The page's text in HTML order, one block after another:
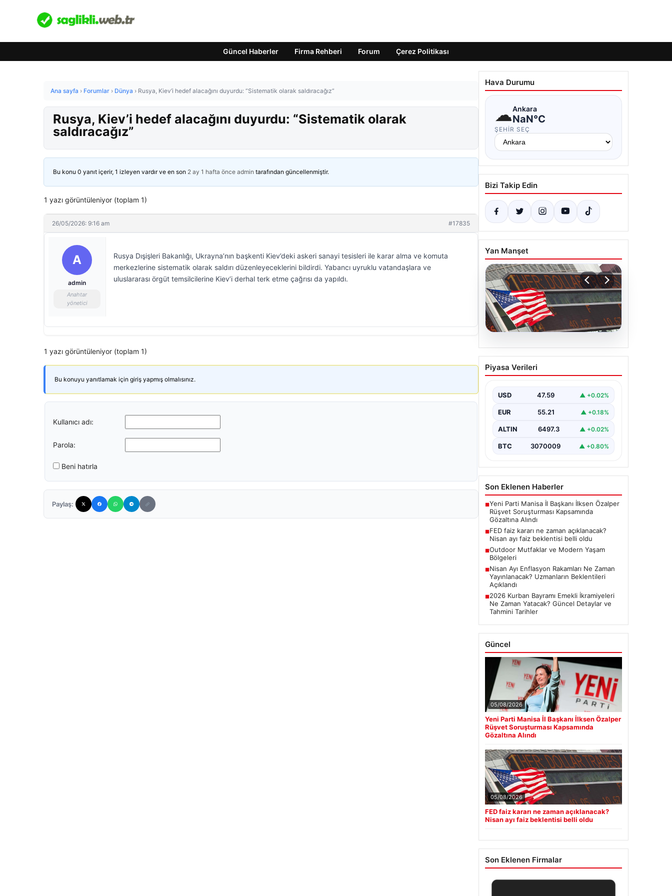
Güncel Haberler Firma Rehberi Forum Çerez Politikası
Ana sayfa › Forumlar › Dünya › Rusya, Kiev’i hedef alacağını duyurdu: “Sistematik olarak saldıracağız”
Rusya, Kiev’i hedef alacağını duyurdu: “Sistematik olarak
saldıracağız”
Bu konu 0 yanıt içerir, 1 izleyen vardır ve en son 2 ay 1 hafta önce admin tarafından güncellenmiştir.
1 yazı görüntüleniyor (toplam 1)
26/05/2026: 9:16 am #17835
A
admin
Anahtar
yönetici
Rusya Dışişleri Bakanlığı, Ukrayna’nın başkenti Kiev’deki askeri sanayi tesisleri ile karar alma ve komuta
merkezlerine sistematik olarak saldırı düzenleyeceklerini bildirdi. Yabancı uyruklu vatandaşlara ve
uluslararası örgüt temsilcilerine Kiev’i derhal terk etme çağrısı da yapıldı.
1 yazı görüntüleniyor (toplam 1)
Bu konuyu yanıtlamak için giriş yapmış olmalısınız.
Kullanıcı adı:
Parola:
Beni hatırla
Paylaş:
Hava Durumu
☁Ankara
NaN°C
ŞEHIR SEÇ
Bizi Takip Edin
Yan Manşet
05.08.2026
FED faiz kararı ne zaman
açıklanacak? Nisan ayı
Piyasa Verileri
USD 47.59 ▲ +0.02%
EUR 55.21 ▲ +0.18%
ALTIN 6497.3 ▲ +0.02%
BTC 3070009 ▲ +0.80%
Son Eklenen Haberler
■Yeni Parti Manisa İl Başkanı İlksen Özalper
Rüşvet Soruşturması Kapsamında
Gözaltına Alındı
■FED faiz kararı ne zaman açıklanacak?
Nisan ayı faiz beklentisi belli oldu
■Outdoor Mutfaklar ve Modern Yaşam
Bölgeleri
■Nisan Ayı Enflasyon Rakamları Ne Zaman
Yayınlanacak? Uzmanların Beklentileri
Açıklandı
■2026 Kurban Bayramı Emekli İkramiyeleri
Ne Zaman Yatacak? Güncel Detaylar ve
Tahmini Tarihler
Güncel
05/08/2026
Yeni Parti Manisa İl Başkanı İlksen Özalper
Rüşvet Soruşturması Kapsamında
Gözaltına Alındı
05/08/2026
FED faiz kararı ne zaman açıklanacak?
Nisan ayı faiz beklentisi belli oldu
Son Eklenen Firmalar